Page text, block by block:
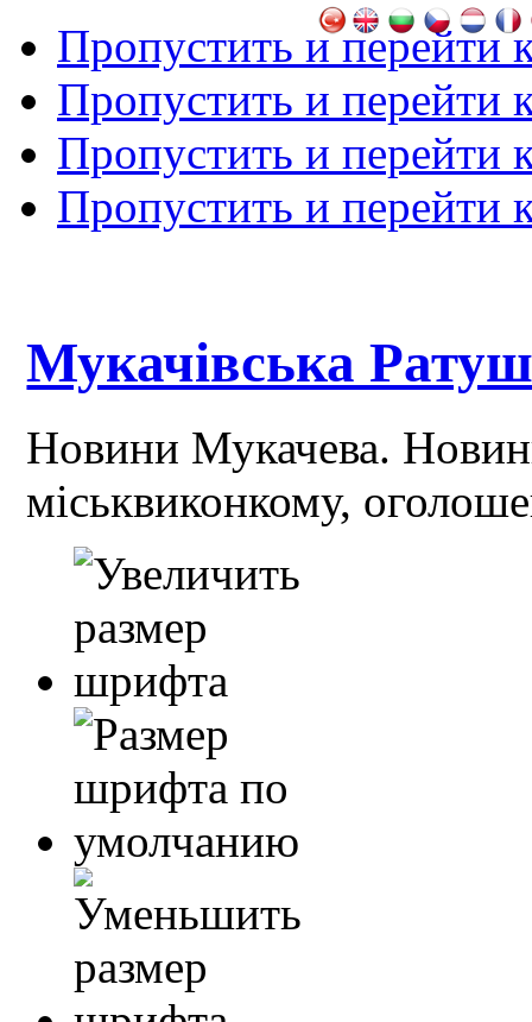
Пропустить и перейти
Пропустить и перейти
Пропустить и перейти
Пропустить и перейти
Мукачівська
Новини Мукачева.
міськвиконкому,